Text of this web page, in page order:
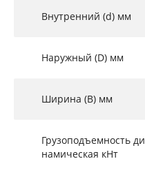
Внутренний (d) мм
Наружный (D) мм
Ширина (B) мм
Грузоподъемность ди
намическая кНт